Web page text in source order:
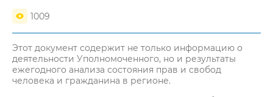
1009
Этот документ содержит не только информацию о
деятельности Уполномоченного, но и результаты
ежегодного анализа состояния прав и свобод
человека и гражданина в регионе.